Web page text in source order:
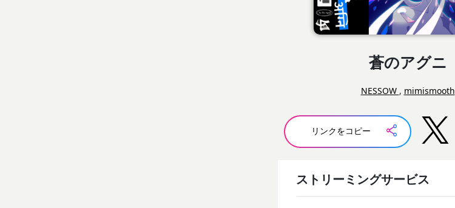
蒼のアグニ
NESSOW , mimismooth
リンクをコピー
ストリーミングサービス